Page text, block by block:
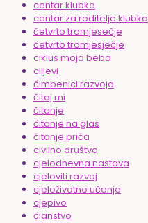
centar klubko
centar za roditelje klubko
četvrto tromjesečje
četvrto tromjesječje
ciklus moja beba
ciljevi
čimbenici razvoja
čitaj mi
čitanje
čitanje na glas
čitanje priča
civilno društvo
cjelodnevna nastava
cjeloviti razvoj
cjeloživotno učenje
cjepivo
članstvo